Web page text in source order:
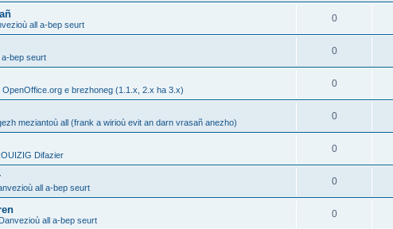
all a-bep seurt
0
a-bep seurt
0
OpenOffice.org e brezhoneg (1.1.x, 2.x ha 3.x)
0
meziantoù all (frank a wirioù evit an darn vrasañ anezho)
0
Difazier
0
all a-bep seurt
0
Danvezioù all a-bep seurt
0